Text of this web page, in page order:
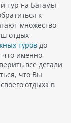
тур на Багамы
к
множество
отдых
туров до
что именно
все детали
что Вы
отдыха в